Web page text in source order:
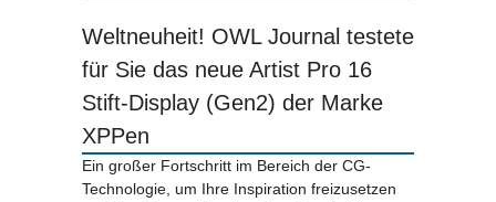
Weltneuheit! OWL Journal testete
für Sie das neue Artist Pro 16
Stift-Display (Gen2) der Marke
XPPen
Ein großer Fortschritt im Bereich der CG-
Technologie, um Ihre Inspiration freizusetzen